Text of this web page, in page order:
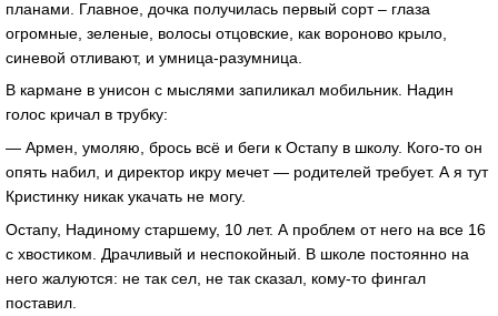
планами. Главное, дочка получилась первый сорт – глаза
огромные, зеленые, волосы отцовские, как вороново крыло,
синевой отливают, и умница-разумница.
В кармане в унисон с мыслями запиликал мобильник. Надин
голос кричал в трубку:
— Армен, умоляю, брось всё и беги к Остапу в школу. Кого-то он
опять набил, и директор икру мечет — родителей требует. А я тут
Кристинку никак укачать не могу.
Остапу, Надиному старшему, 10 лет. А проблем от него на все 16
с хвостиком. Драчливый и неспокойный. В школе постоянно на
него жалуются: не так сел, не так сказал, кому-то фингал
поставил.